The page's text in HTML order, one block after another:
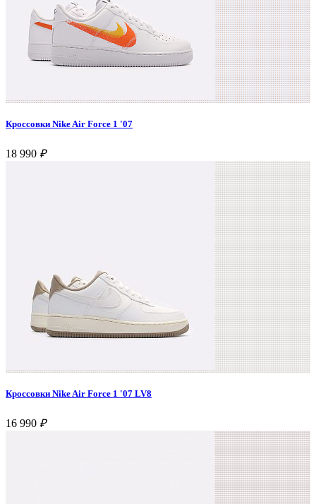
Кроссовки Nike Air Force 1 '07
18 990 ₽
Кроссовки Nike Air Force 1 '07 LV8
16 990 ₽